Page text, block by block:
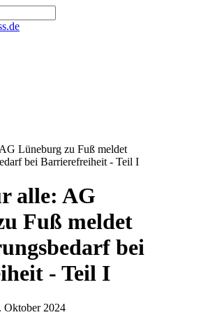
Lüneburg zu Fuß meldet
bei Barrierefreiheit - Teil I
alle: AG
Fuß meldet
bei
- Teil I
Oktober 2024